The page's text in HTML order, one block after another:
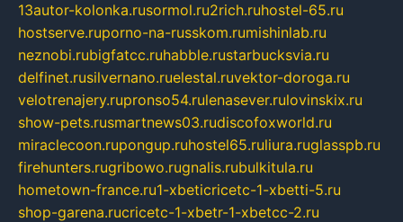
13autor-kolonka.rusormol.ru2rich.ruhostel-65.ru
hostserve.ruporno-na-russkom.rumishinlab.ru
neznobi.rubigfatcc.ruhabble.rustarbucksvia.ru
delfinet.rusilvernano.ruelestal.ruvektor-doroga.ru
velotrenajery.rupronso54.rulenasever.rulovinskix.ru
show-pets.rusmartnews03.rudiscofoxworld.ru
miraclecoon.rupongup.ruhostel65.ruliura.ruglasspb.ru
firehunters.rugribowo.rugnalis.rubulkitula.ru
hometown-france.ru1-xbeticricetc-1-xbetti-5.ru
shop-garena.rucricetc-1-xbetr-1-xbetcc-2.ru